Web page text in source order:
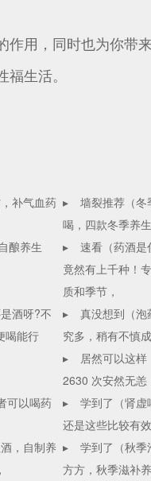
用，同时也为你带
生活。
补气血药 ▸
墙裂推荐（冬
喝，四款冬季养
酿养生
▸
速看（药酒是
竟然有上千种！
质和季节，
酒呀?不
喝能行
▸
真没想到（
究多，稍有不慎
▸
居然可以这
2630 次安然无恙
可以喝药
▸
学到了（肾
还是这些比较有
，自制养 ▸
学到了（秋
方方，秋季滋补